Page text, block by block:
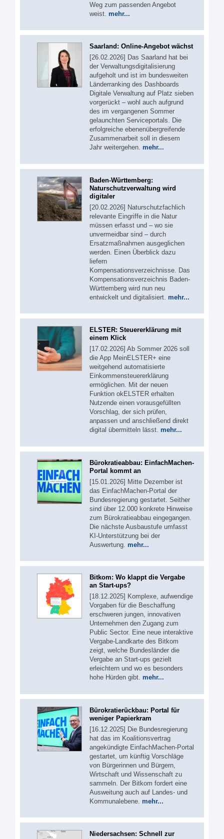
Weg zum passenden Angebot
weist. mehr...
Saarland: Online-Angebot wächst
[26.02.2026] Das Saarland hat bei
der Verwaltungsdigitalisierung
aufgeholt und ist im bundesweiten
Länderranking des Dashboards
Digitale Verwaltung auf Platz sieben
vorgerückt – wohl auch aufgrund
des im vergangenen Sommer
gelaunchten Serviceportals. Die
erfolgreiche ebenenübergreifende
Zusammenarbeit soll in diesem
Jahr weitergehen. mehr...
Baden-Württemberg:
Naturschutzverwaltung wird
digitaler
[20.02.2026] Naturschutzfachlich
relevante Eingriffe in die Natur
müssen erfasst und – wo sie
unvermeidbar sind – durch
Ersatzmaßnahmen ausgeglichen
werden. Einen Überblick dazu
liefern
Kompensationsverzeichnisse. Das
Kompensationsverzeichnis Baden-
Württemberg wird nun neu
entwickelt und digitalisiert. mehr...
ELSTER: Steuererklärung mit
einem Klick
[17.02.2026] Ab Sommer 2026 soll
die App MeinELSTER+ eine
weitgehend automatisierte
Einkommensteuererklärung
ermöglichen. Mit der neuen
Funktion okELSTER erhalten
Nutzende einen vorausgefüllten
Vorschlag, der sich prüfen,
anpassen und anschließend direkt
digital übermitteln lässt. mehr...
Bürokratieabbau: EinfachMachen-
Portal kommt an
[15.01.2026] Mitte Dezember ist
das EinfachMachen-Portal der
Bundesregierung gestartet. Seither
sind über 12.000 konkrete Hinweise
zum Bürokratieabbau eingegangen.
Die nächste Ausbaustufe umfasst
KI-Unterstützung bei der
Auswertung. mehr...
Bitkom: Wo klappt die Vergabe
an Start-ups?
[18.12.2025] Komplexe, aufwendige
Vorgaben für die Beschaffung
erschweren jungen, innovativen
Unternehmen den Zugang zum
Public Sector. Eine neue interaktive
Vergabe-Landkarte des Bitkom
zeigt, welche Bundesländer die
Vergabe an Start-ups gezielt
erleichtern und wo es besonders
hohe Hürden gibt. mehr...
Bürokratierückbau: Portal für
weniger Papierkram
[16.12.2025] Die Bundesregierung
hat das im Koalitionsvertrag
angekündigte EinfachMachen-Portal
gestartet, um künftig Vorschläge
von Bürgerinnen und Bürgern,
Wirtschaft und Wissenschaft zu
sammeln. Der Bitkom fordert eine
Ausweitung auch auf Landes- und
Kommunalebene. mehr...
Niedersachsen: Schnell zur